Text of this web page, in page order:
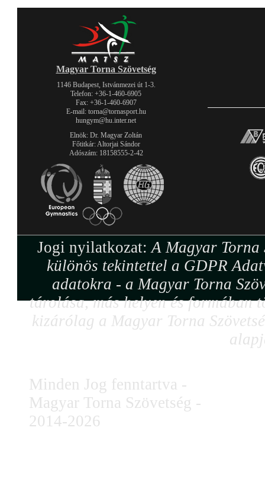
Magyar Torna Szövetség
1146 Budapest, Istvánmezei út 1-3.
Telefon: +36-1-460-6905
Fax: +36-1-460-6907
E-mail: torna@tornasport.hu
hungym@hu.inter.net
Elnök: Dr. Magyar Zoltán
Főtitkár: Altorjai Sándor
Adószám: 18158555-2-42
Jogi nyilatkozat:A Magyar Torna
különös tekintettel a GDPR
adatokra - a Magyar Torna
tárolása, más helyen és formában
kizárólag a Magyar Torna
Minden Jog fenntartva -
Magyar Torna Szövetség -
2014-2026